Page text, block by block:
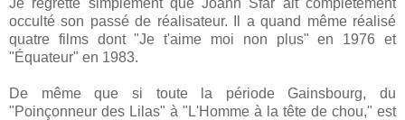
occulté son passé de réalisateur. Il a quand même réalisé
quatre films dont "Je t'aime moi non plus" en 1976 et
"Équateur" en 1983.
De même que si toute la période Gainsbourg, du
"Poinçonneur des Lilas" à "L'Homme à la tête de chou," est